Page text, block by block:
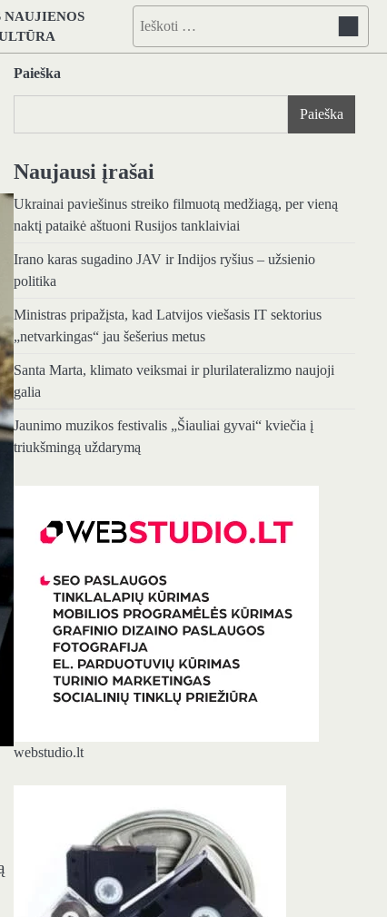
NAUJIENOS
Ieškoti:
Paieška
Paieška
Naujausi įrašai
Ukrainai paviešinus streiko filmuotą medžiagą, per vieną
naktį pataikė aštuoni Rusijos tanklaiviai
Irano karas sugadino JAV ir Indijos ryšius – užsienio
politika
Ministras pripažįsta, kad Latvijos viešasis IT sektorius
„netvarkingas“ jau šešerius metus
Santa Marta, klimato veiksmai ir plurilateralizmo naujoji
galia
Jaunimo muzikos festivalis „Šiauliai gyvai“ kviečia į
triukšmingą uždarymą
webstudio.lt